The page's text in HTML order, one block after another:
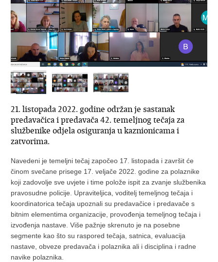
21. listopada 2022. godine održan je sastanak
predavačica i predavača 42. temeljnog tečaja za
službenike odjela osiguranja u kaznionicama i
zatvorima.
Navedeni je temeljni tečaj započeo 17. listopada i završit će
činom svečane prisege 17. veljače 2022. godine za polaznike
koji zadovolje sve uvjete i time polože ispit za zvanje službenika
pravosudne policije. Upraviteljica, voditelj temeljnog tečaja i
koordinatorica tečaja upoznali su predavačice i predavače s
bitnim elementima organizacije, provođenja temeljnog tečaja i
izvođenja nastave. Više pažnje skrenuto je na posebne
segmente kao što su raspored tečaja, satnica, evaluacija
nastave, obveze predavača i polaznika ali i disciplina i radne
navike polaznika.